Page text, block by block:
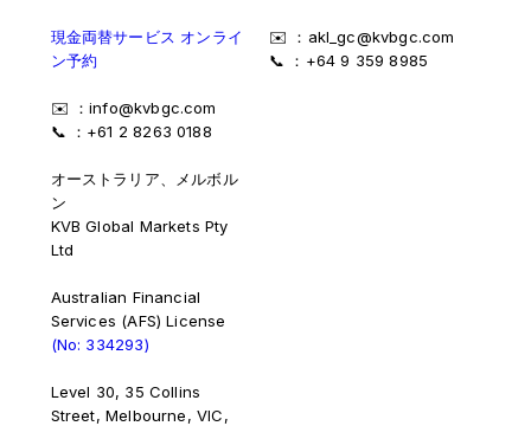
現金両替サービス オンライ
ン予約
✉️ ：info@kvbgc.com
📞 ：+61 2 8263 0188
オーストラリア、メルボル
ン
KVB Global Markets Pty
Ltd
Australian Financial
Services (AFS) License
(No: 334293)
Level 30, 35 Collins
Street, Melbourne, VIC,
✉️ ：akl_gc@kvbgc.com
📞 ：+64 9 359 8985